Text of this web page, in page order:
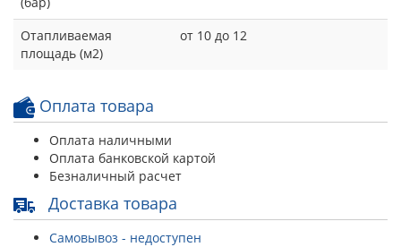
Отапливаемая
площадь (м2)
от 10 до 12
Оплата товара
Оплата наличными
Оплата банковской картой
Безналичный расчет
Доставка товара
Самовывоз - недоступен